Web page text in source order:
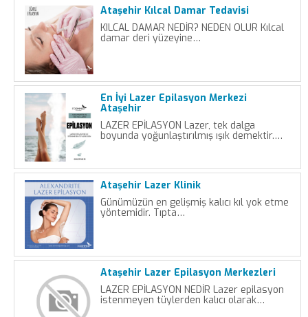
Ataşehir Kılcal Damar Tedavisi
KILCAL DAMAR NEDİR? NEDEN OLUR Kılcal
damar deri yüzeyine…
En İyi Lazer Epilasyon Merkezi
Ataşehir
LAZER EPİLASYON Lazer, tek dalga
boyunda yoğunlaştırılmış ışık demektir.…
Ataşehir Lazer Klinik
Günümüzün en gelişmiş kalıcı kıl yok etme
yöntemidir. Tıpta…
Ataşehir Lazer Epilasyon Merkezleri
LAZER EPİLASYON NEDİR Lazer epilasyon
istenmeyen tüylerden kalıcı olarak…